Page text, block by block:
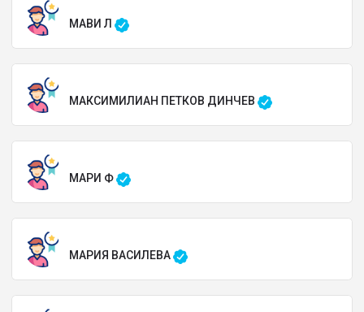
МАВИ Л
МАКСИМИЛИАН ПЕТКОВ ДИНЧЕВ
МАРИ Ф
МАРИЯ ВАСИЛЕВА